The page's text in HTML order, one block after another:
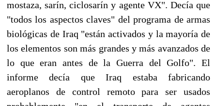
mostaza, sarín, ciclosarín y agente VX". Decía que
"todos los aspectos claves" del programa de armas
biológicas de Iraq "están activados y la mayoría de
los elementos son más grandes y más avanzados de
lo que eran antes de la Guerra del Golfo". El
informe decía que Iraq estaba fabricando
aeroplanos de control remoto para ser usados